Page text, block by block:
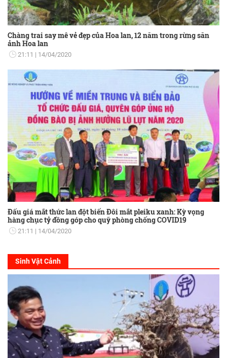
Chàng trai say mê vẻ đẹp của Hoa lan, 12 năm trong rừng săn
ảnh Hoa lan
21:11 14/04/2020
Đấu giá mắt thức lan đột biến Đôi mắt pleiku xanh: Kỳ vọng
hàng chục tỷ đồng góp cho quỹ phòng chống COVID19
21:11 14/04/2020
Sinh Vật Cảnh